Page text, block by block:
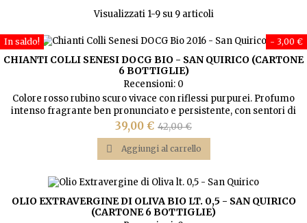
Visualizzati 1-9 su 9 articoli
- 3,00 €
In saldo!
CHIANTI COLLI SENESI DOCG BIO - SAN QUIRICO (CARTONE
6 BOTTIGLIE)
Recensioni: 0
Colore rosso rubino scuro vivace con riflessi purpurei. Profumo
intenso fragrante ben pronunciato e persistente, con sentori di
mammola e di frutti di bosco a bacca rossa. Sapore secco con
sensazioni aromatiche di buona durata ed intensità. Presenta una
spiccata attitudine ad un medio invecchiamento.
Prezzo
39,00 € Prezzo
base
42,00 €
 Aggiungi al carrello
OLIO EXTRAVERGINE DI OLIVA BIO LT. 0,5 - SAN QUIRICO
(CARTONE 6 BOTTIGLIE)